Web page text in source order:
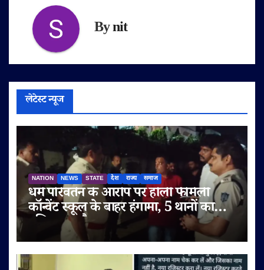
Bynit
लेटेस्ट न्यूज
NATION NEWS STATE देश राज्य समाज
धर्म परिवर्तन के आरोप पर होली फैमिली
कॉन्वेंट स्कूल के बाहर हंगामा, 5 थानों का
पुलिस बल तैनात